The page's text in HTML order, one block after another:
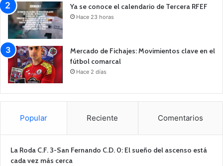
Ya se conoce el calendario de Tercera RFEF
Hace 23 horas
Mercado de Fichajes: Movimientos clave en el
fútbol comarcal
Hace 2 días
Popular Reciente Comentarios
La Roda C.F. 3-San Fernando C.D. 0: El sueño del ascenso está
cada vez más cerca